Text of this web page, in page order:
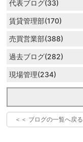
代表ブログ(33)
賃貸管理部(170)
売買営業部(388)
過去ブログ(282)
現場管理(234)
＜＜ ブログの一覧へ戻る